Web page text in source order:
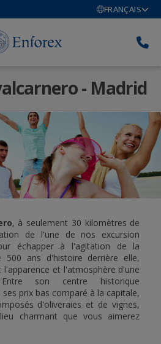
FRANÇAIS
- Madrid
, à seulement 30 kilomètres de
de l'une de nos excursion
échapper à l'agitation de la
500 ans d'histoire derrière elle,
l'apparence et l'atmosphère d'une
son centre historique
prix bas comparé à la capitale,
d'oliveraies et de vignes,
charmant que vous aimerez